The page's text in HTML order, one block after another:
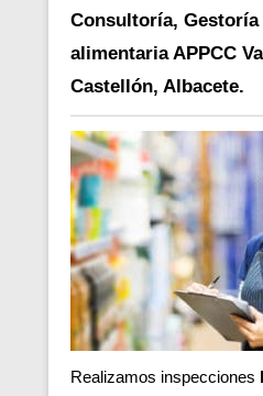
Consultoría, Gestoría
alimentaria APPCC
Castellón, Albacete.
Realizamos inspecciones